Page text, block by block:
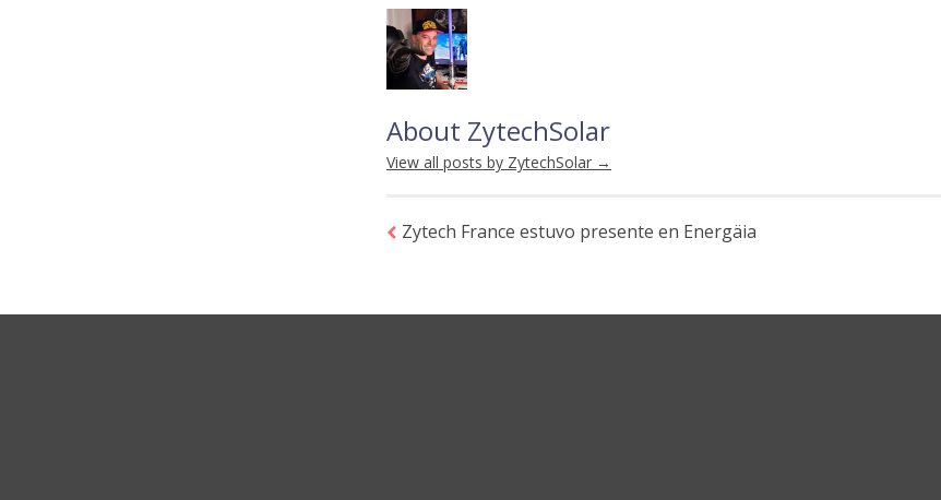
About ZytechSolar
View all posts by ZytechSolar →
Zytech France estuvo presente en Energäia